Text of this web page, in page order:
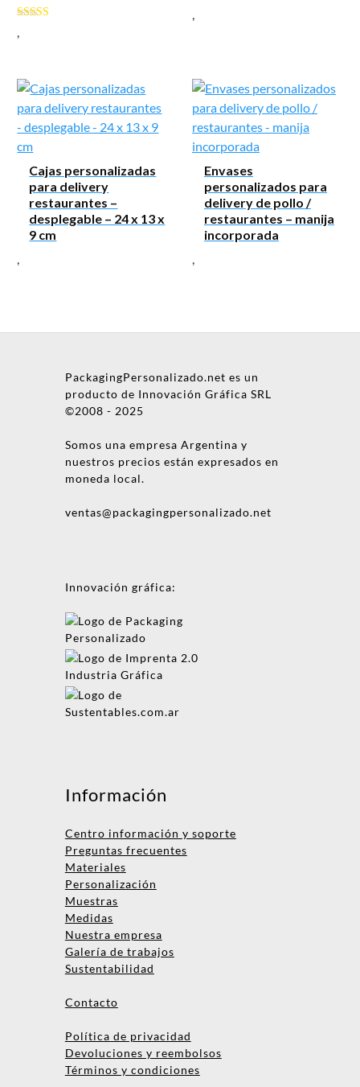
5.00
,
,
Cajas personalizadas
para delivery
restaurantes –
desplegable – 24 x 13 x
9 cm
,
Envases
personalizados para
delivery de pollo /
restaurantes – manija
incorporada
,
PackagingPersonalizado.net es un
producto de Innovación Gráfica SRL
©2008 - 2025
Somos una empresa Argentina y
nuestros precios están expresados en
moneda local.
ventas@packagingpersonalizado.net
Innovación gráfica:
Información
Centro información y soporte
Preguntas frecuentes
Materiales
Personalización
Muestras
Medidas
Nuestra empresa
Galería de trabajos
Sustentabilidad
Contacto
Política de privacidad
Devoluciones y reembolsos
Términos y condiciones
Nombre
Empresa
Teléfono
Enviar consulta